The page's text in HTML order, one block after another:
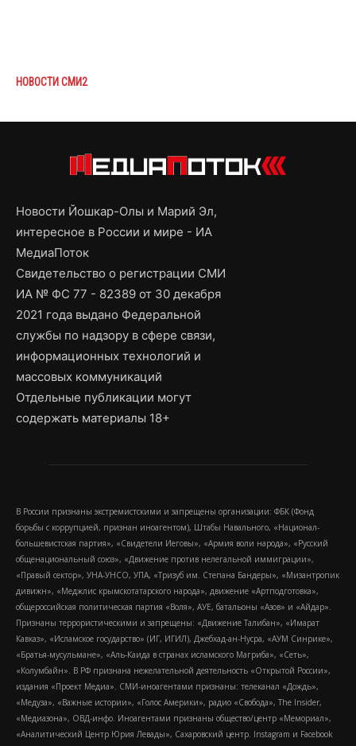
НОВОСТИ СМИ2
Новости Йошкар-Олы и Марий Эл,
интересное в России и мире - ИА
МедиаПоток
Свидетельство о регистрации СМИ
ИА № ФС 77 - 82389 от 30 декабря
2021 года выдано Федеральной
службы по надзору в сфере связи,
информационных технологий и
массовых коммуникаций
Отдельные публикации могут
содержать материалы 18+
В России признаны экстремистскими и запрещены организации: ФБК (Фонд
борьбы с коррупцией, признан иноагентом), Штабы Навального, «Национал-
большевистская партия», «Свидетели Иеговы», «Армия воли народа», «Русский
общенациональный союз», «Движение против нелегальной иммиграции»,
«Правый сектор», УНА-УНСО, УПА, «Тризуб им. Степана Бандеры», «Мизантропик
дивижн», «Меджлис крымскотатарского народа», движение «Артподготовка»,
общероссийская политическая партия «Воля», АУЕ, батальоны «Азов» и «Айдар».
Признаны террористическими и запрещены: «Движение Талибан», «Имарат
Кавказ», «Исламское государство» (ИГ, ИГИЛ), Джебхад-ан-Нусра, «АУМ Синрике»,
«Братья-мусульмане», «Аль-Каида в странах исламского Магриба», «Сеть»,
«Колумбайн». В РФ признана нежелательной деятельность «Открытой России»,
издания «Проект Медиа». СМИ-иноагентами признаны: телеканал «Дождь»,
«Медуза», «Важные истории», «Голос Америки», радио «Свобода», The Insider,
«Медиазона», ОВД-инфо. Иноагентами признаны общество/центр «Мемориал»,
«Аналитический Центр Юрия Левады», Сахаровский центр. Instagram и Facebook